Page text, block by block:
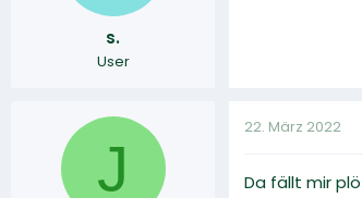
s.
User
J
22. März 2022
Da fällt mir